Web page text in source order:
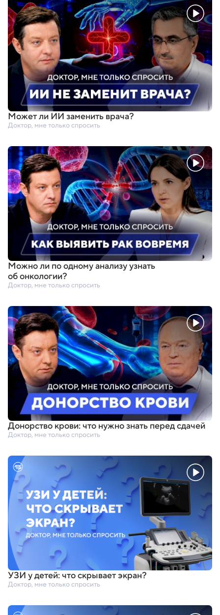
Может ли ИИ заменить врача?
Доктор, мне только спросить
Можно ли по одному анализу узнать
об онкологии?
Доктор, мне только спросить
Донорство крови: что нужно знать перед сдачей
Доктор, мне только спросить
УЗИ у детей: что скрывает экран?
Доктор, мне только спросить